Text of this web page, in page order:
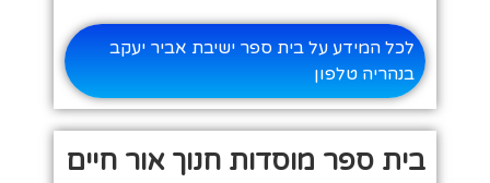
לכל המידע על בית ספר ישיבת אביר יעקב
בנהריה טלפון
בית ספר מוסדות חנוך אור חיים